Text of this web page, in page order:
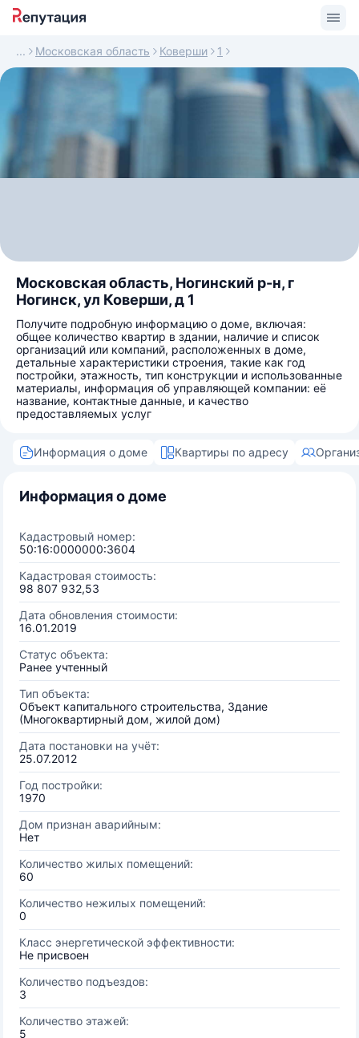
Московская область Коверши 1
Московская область, Ногинский р-н, г
Ногинск, ул Коверши, д 1
Получите подробную информацию о доме, включая:
общее количество квартир в здании, наличие и список
организаций или компаний, расположенных в доме,
детальные характеристики строения, такие как год
постройки, этажность, тип конструкции и использованные
материалы, информация об управляющей компании: её
название, контактные данные, и качество
предоставляемых услуг
Информация о доме Квартиры по адресу
Информация о доме
Кадастровый номер:
50:16:0000000:3604
Кадастровая стоимость:
98 807 932,53
Дата обновления стоимости:
16.01.2019
Статус объекта:
Ранее учтенный
Тип объекта:
Объект капитального строительства, Здание
(Многоквартирный дом, жилой дом)
Дата постановки на учёт:
25.07.2012
Год постройки:
1970
Дом признан аварийным:
Нет
Количество жилых помещений:
60
Количество нежилых помещений:
0
Класс энергетической эффективности:
Не присвоен
Количество подъездов:
3
Количество этажей:
5